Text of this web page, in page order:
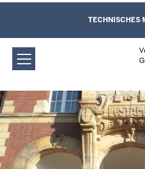
Verwaltungsgericht
Sitzungstermine
Direkt zum Inhalt
Leichte Sprache,
und Kontaktformular
TECHNISCHES